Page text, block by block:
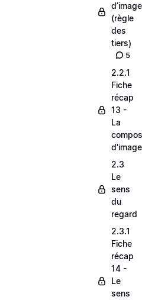
d’image
(règle
des
tiers)
5
2.2.1
Fiche
récap
13 -
La
d'image
2.3
Le
sens
du
regard
2.3.1
Fiche
récap
14 -
Le
sens